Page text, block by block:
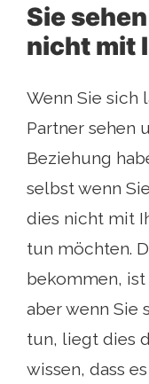
Sie
nicht mit
Wenn Sie sich
Partner sehen
Beziehung
selbst wenn
dies nicht mit
tun möchten.
bekommen,
aber wenn Sie
tun, liegt dies
wissen, dass